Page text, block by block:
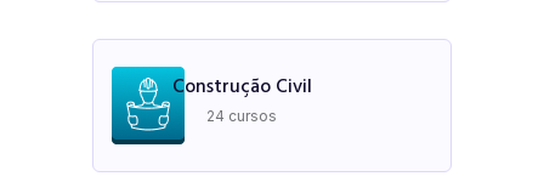
Construção Civil
24 cursos